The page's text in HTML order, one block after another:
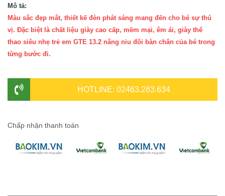
Mô tả:
Màu sắc đẹp mắt, thiết kế đèn phát sáng mang đến cho bé sự thú
vị. Đặc biệt là chất liệu giày cao cấp, mềm mại, êm ái, giày thể
thao siêu nhẹ trẻ em GTE 13.2 nâng niu đôi bàn chân của bé trong
từng bước đi.
HOTLINE: 02463.283.634
Chấp nhận thanh toán